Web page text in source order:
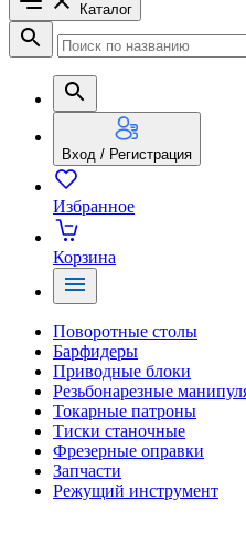
Каталог
Вход / Регистрация
Избранное
Корзина
Поворотные столы
Барфидеры
Приводные блоки
Резьбонарезные
Токарные патроны
Тиски станочные
Фрезерные оправки
Запчасти
Режущий инструмент